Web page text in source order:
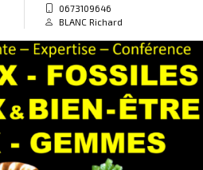
0673109646
BLANC Richard